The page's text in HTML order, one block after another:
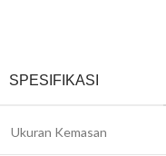
SPESIFIKASI
Ukuran Kemasan